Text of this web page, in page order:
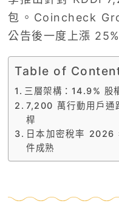
包。Coincheck
公告後一度上漲 25%
Table of
三層架構：14.9% 股
7,200 萬行動用戶通
桿
日本加密稅率 2026
件成熟